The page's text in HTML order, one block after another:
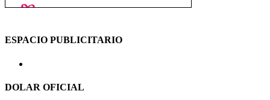
ESPACIO PUBLICITARIO
DOLAR OFICIAL